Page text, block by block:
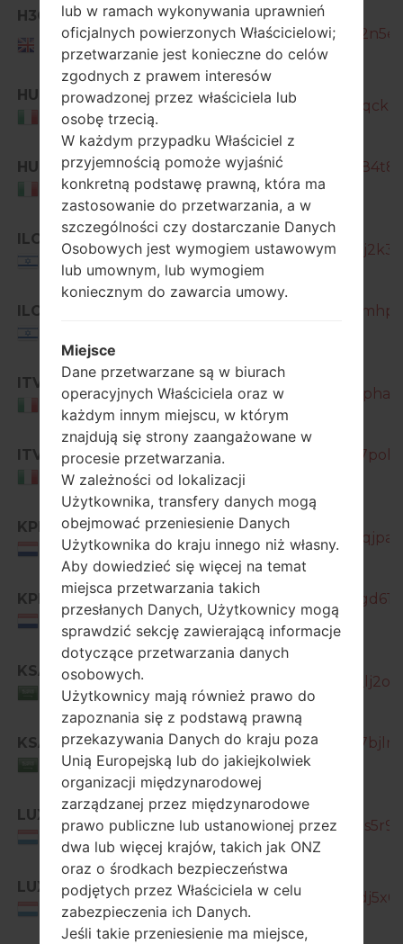
H3G
United
Kingdom
GT-
HUI
Italy
GT-
HUI
Italy
GT-
ILO
Israel
GT-
ILO
GT-
ITV
Italy
GT-
ITV
Italy
GT-
KPN
Netherlands
GT-
KPN
Netherlands
GT-
KSA
Saudi Arabia
GT-
KSA
Saudi Arabia
GT-
LUX
Luxemburg
GT-
LUX
Luxemburg
GT-
lub w ramach wykonywania uprawnień
oficjalnych powierzonych Właścicielowi;
przetwarzanie jest konieczne do celów
zgodnych z prawem interesów
prowadzonej przez właściciela lub
osobę trzecią.
W każdym przypadku Właściciel z
przyjemnością pomoże wyjaśnić
konkretną podstawę prawną, która ma
zastosowanie do przetwarzania, a w
szczególności czy dostarczanie Danych
Osobowych jest wymogiem ustawowym
lub umownym, lub wymogiem
koniecznym do zawarcia umowy.
Miejsce
Dane przetwarzane są w biurach
operacyjnych Właściciela oraz w
każdym innym miejscu, w którym
znajdują się strony zaangażowane w
procesie przetwarzania.
W zależności od lokalizacji
Użytkownika, transfery danych mogą
obejmować przeniesienie Danych
Użytkownika do kraju innego niż własny.
Aby dowiedzieć się więcej na temat
miejsca przetwarzania takich
przesłanych Danych, Użytkownicy mogą
sprawdzić sekcję zawierającą informacje
dotyczące przetwarzania danych
osobowych.
Użytkownicy mają również prawo do
zapoznania się z podstawą prawną
przekazywania Danych do kraju poza
Unią Europejską lub do jakiejkolwiek
organizacji międzynarodowej
zarządzanej przez międzynarodowe
prawo publiczne lub ustanowionej przez
dwa lub więcej krajów, takich jak ONZ
oraz o środkach bezpieczeństwa
podjętych przez Właściciela w celu
zabezpieczenia ich Danych.
Jeśli takie przeniesienie ma miejsce,